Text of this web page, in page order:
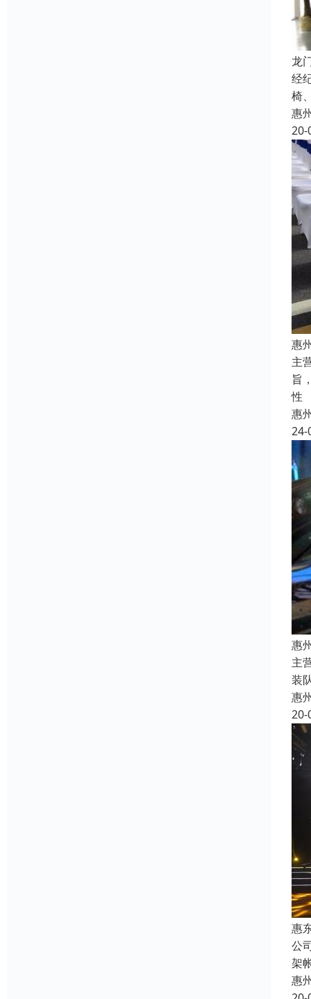
龙
经
椅
惠
20-
惠
主
旨
性
惠
24-
惠
主
装
惠
20-
惠
公
架
惠